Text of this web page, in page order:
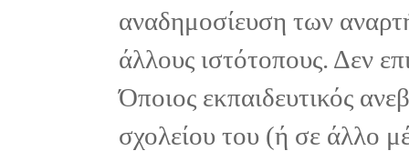
αναδημοσίευση των
άλλους ιστότοπους. Δεν
Όποιος εκπαιδευτικός
σχολείου του (ή σε άλλο